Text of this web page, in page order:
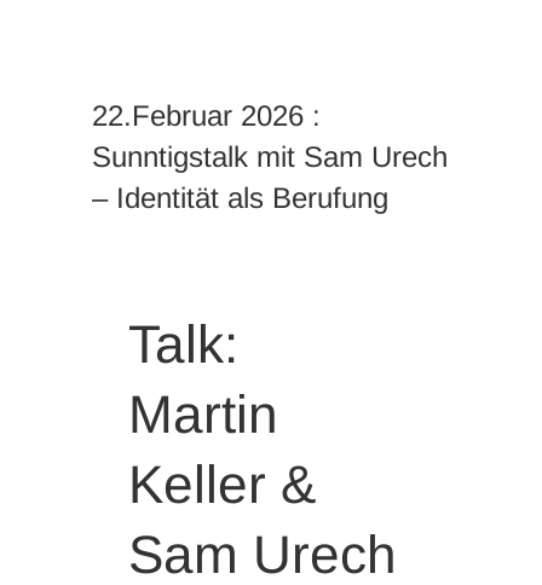
22.Februar 2026 :
Sunntigstalk mit Sam Urech
– Identität als Berufung
Talk:
Martin
Keller &
Sam Urech